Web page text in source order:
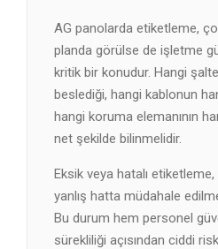
AG panolarda etiketleme,
planda görülse de işletme
kritik bir konudur. Hangi
beslediği, hangi kablonun
hangi koruma elemanının
net şekilde bilinmelidir.
Eksik veya hatalı etiketleme,
yanlış hatta müdahale
Bu durum hem personel
sürekliliği açısından ciddi